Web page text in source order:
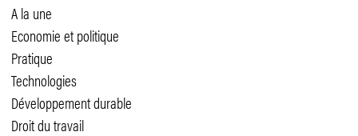
A la une
Economie et politique
Pratique
Technologies
Développement durable
Droit du travail